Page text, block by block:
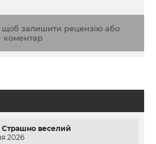
щоб залишити рецензію або
коментар
Страшно веселий
2026